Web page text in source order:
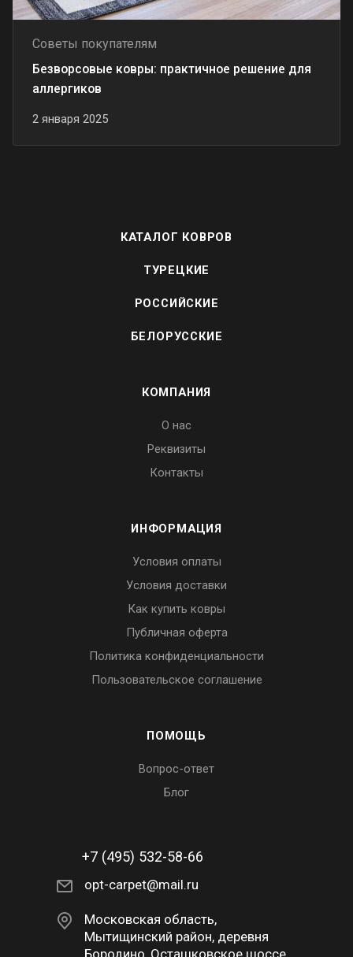
Советы покупателям
2 января 2025
Безворсовые ковры: практичное решение для
аллергиков
КАТАЛОГ КОВРОВ
ТУРЕЦКИЕ
РОССИЙСКИЕ
БЕЛОРУССКИЕ
КОМПАНИЯ
О нас
Реквизиты
Контакты
ИНФОРМАЦИЯ
Условия оплаты
Условия доставки
Как купить ковры
Публичная оферта
Политика конфиденциальности
Пользовательское соглашение
ПОМОЩЬ
Вопрос-ответ
Блог
+7 (495) 532-58-66
opt-carpet@mail.ru
Московская область,
Мытищинский район, деревня